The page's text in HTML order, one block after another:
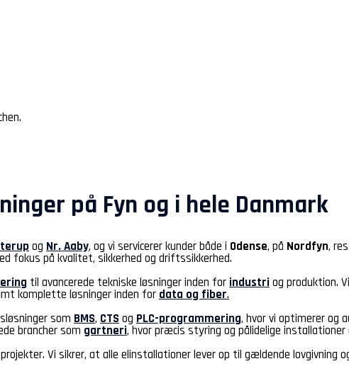
på Fyn og i hele Danmark
og Nr. Aaby, og vi servicerer kunder både i Odense, på Nordfyn,
fokus på kvalitet, sikkerhed og driftssikkerhed.
til avancerede tekniske løsninger inden for industriog produktion.
komplette løsninger inden for data og fiber.
som BMS, CTSog PLC-programmering, hvor vi optimerer og
brancher som gartneri, hvor præcis styring og pålidelige
Vi sikrer, at alle elinstallationer lever op til gældende lovgivning